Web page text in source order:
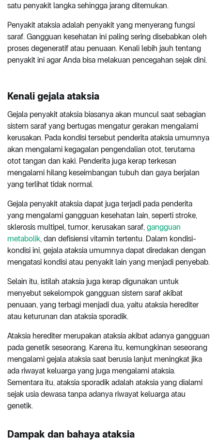
satu penyakit langka sehingga jarang ditemukan.
Penyakit ataksia adalah penyakit yang menyerang fungsi
saraf. Gangguan kesehatan ini paling sering disebabkan oleh
proses degeneratif atau penuaan. Kenali lebih jauh tentang
penyakit ini agar Anda bisa melakuan pencegahan sejak dini.
Kenali gejala ataksia
Gejala penyakit ataksia biasanya akan muncul saat sebagian
sistem saraf yang bertugas mengatur gerakan mengalami
kerusakan. Pada kondisi tersebut penderita ataksia umumnya
akan mengalami kegagalan pengendalian otot, terutama
otot tangan dan kaki. Penderita juga kerap terkesan
mengalami hilang keseimbangan tubuh dan gaya berjalan
yang terlihat tidak normal.
Gejala penyakit ataksia dapat juga terjadi pada penderita
yang mengalami gangguan kesehatan lain, seperti stroke,
sklerosis multipel, tumor, kerusakan saraf, gangguan
metabolik, dan defisiensi vitamin tertentu. Dalam kondisi-
kondisi ini, gejala ataksia umumnya dapat diredakan dengan
mengatasi kondisi atau penyakit lain yang menjadi penyebab.
Selain itu, istilah ataksia juga kerap digunakan untuk
menyebut sekelompok gangguan sistem saraf akibat
penuaan, yang terbagi menjadi dua, yaitu ataksia herediter
atau keturunan dan ataksia sporadik.
Ataksia herediter merupakan ataksia akibat adanya gangguan
pada genetik seseorang. Karena itu, kemungkinan seseorang
mengalami gejala ataksia saat berusia lanjut meningkat jika
ada riwayat keluarga yang juga mengalami ataksia.
Sementara itu, ataksia sporadik adalah ataksia yang dialami
sejak usia dewasa tanpa adanya riwayat keluarga atau
genetik.
Dampak dan bahaya ataksia